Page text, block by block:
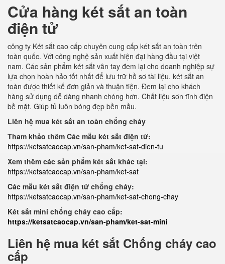
Cửa hàng két sắt an toàn
điện tử
công ty Két sắt cao cấp chuyên cung cấp két sắt an toàn trên
toàn quốc. Với công nghệ sản xuất hiện đại hàng đầu tại việt
nam. Các sản phẩm két sắt vân tay đem lại cho doanh nghiệp sự
lựa chọn hoàn hảo tốt nhất để lưu trữ hồ sơ tài liệu. két sắt an
toàn được thiết kế đơn giản và thuận tiện. Đem lại cho khách
hàng sử dụng dễ dàng nhanh chóng hơn. Chất liệu sơn tĩnh điện
bề mặt. Giúp tủ luôn bóng đẹp bền mầu.
Liên hệ mua két sắt an toàn chống cháy
Tham khảo thêm Các mẫu két sắt điện tử:
https://ketsatcaocap.vn/san-pham/ket-sat-dien-tu
Xem thêm các sản phẩm két sắt khác tại:
https://ketsatcaocap.vn/san-pham/ket-sat
Các mẫu két sắt điện tử chống cháy:
https://ketsatcaocap.vn/san-pham/ket-sat-chong-chay
Két sắt mini chống cháy cao cấp:
https://ketsatcaocap.vn/san-pham/ket-sat-mini
Liên hệ mua két sắt Chống cháy cao
cấp